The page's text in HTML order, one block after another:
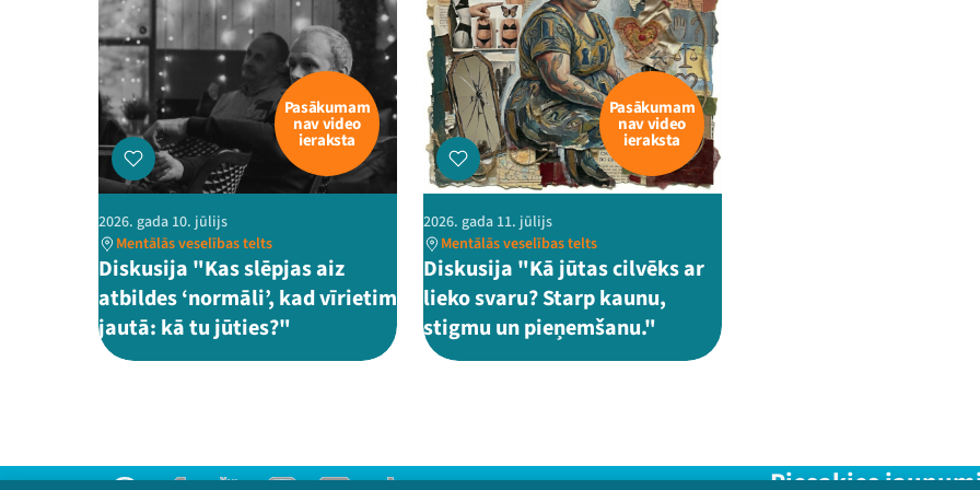
Pasākumam
nav video
ieraksta
2026. gada 10. jūlijs
Mentālās veselības telts
Diskusija "Kas slēpjas aiz
atbildes ‘normāli’, kad vīrietim
jautā: kā tu jūties?"
Pasākumam
nav video
ieraksta
2026. gada 11. jūlijs
Mentālās veselības telts
Diskusija "Kā jūtas cilvēks ar
lieko svaru? Starp kaunu,
stigmu un pieņemšanu."